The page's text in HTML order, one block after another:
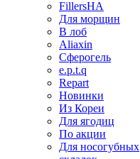
FillersHA
Для морщин
В лоб
Aliaxin
Сферогель
e.p.t.q
Repart
Новинки
Из Кореи
Для ягодиц
По акции
Для носогубных